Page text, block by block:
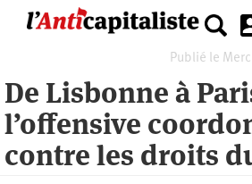
Publié le
De Lisbonne à
l’offensive
contre les droits